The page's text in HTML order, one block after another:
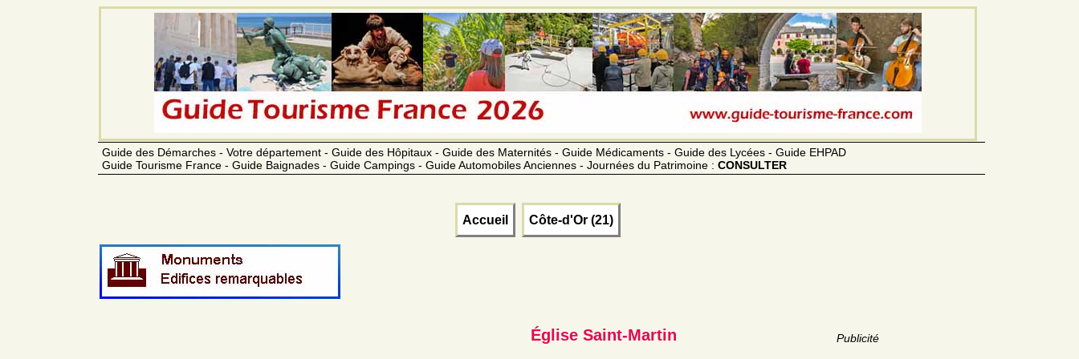
Guide des Démarches - Votre département - Guide des Hôpitaux - Guide des Maternités - Guide Médicaments - Guide des Lycées - Guide EHPAD
Guide Tourisme France - Guide Baignades - Guide Campings - Guide Automobiles Anciennes - Journées du Patrimoine : CONSULTER
Accueil Côte-d'Or (21)
Publicité
Église Saint-Martin